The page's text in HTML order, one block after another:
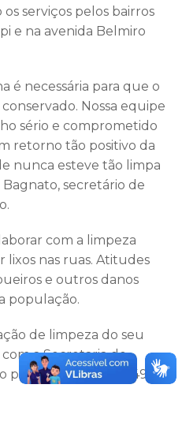
serviços pelos bairros
e na avenida Belmiro
é necessária para que o
Nossa equipe
sério e comprometido
retorno tão positivo da
nunca esteve tão limpa
Bagnato, secretário de
com a limpeza
nas ruas. Atitudes
e outros danos
população.
de limpeza do seu
a Secretaria de
pelo telefone (19) 3491-